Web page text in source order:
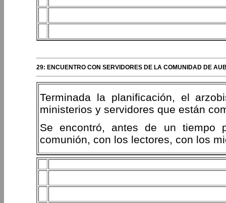
29: ENCUENTRO CON SERVIDORES DE LA COMUNIDAD DE
Terminada la planificación, el
ministerios y servidores que están
Se encontró, antes de un tiempo
comunión, con los lectores, con los